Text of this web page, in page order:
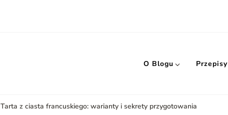
O Blogu Przepisy
Tarta z ciasta francuskiego: warianty i sekrety przygotowania